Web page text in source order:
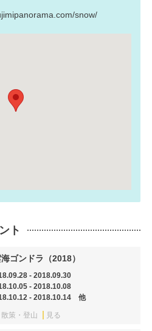
snow/
ト
ゴンドラ（2018）
- 2018.09.30
- 2018.10.08
- 2018.10.14 他
散策・登山 見る